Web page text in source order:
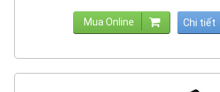
Mua Online Chi tiết